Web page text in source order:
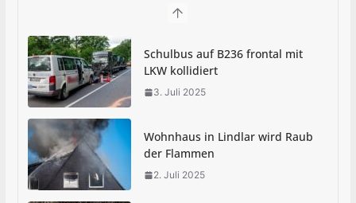
Schulbus auf B236 frontal mit
LKW kollidiert
3. Juli 2025
Wohnhaus in Lindlar wird Raub
der Flammen
2. Juli 2025